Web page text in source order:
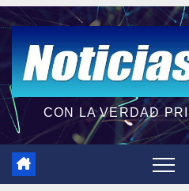
CON LA VERDAD